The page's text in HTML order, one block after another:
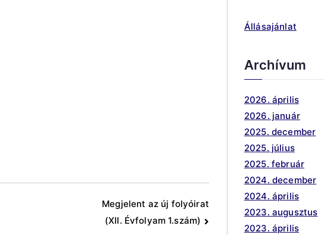
Megjelent az új folyóirat
(XII. Évfolyam 1.szám)
Állásajánlat
Archívum
2026. április
2026. január
2025. december
2025. július
2025. február
2024. december
2024. április
2023. augusztus
2023. április